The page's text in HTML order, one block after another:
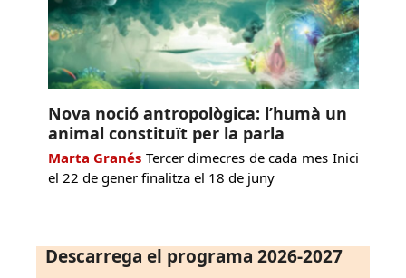
Nova noció antropològica: l’humà un
animal constituït per la parla
Marta Granés Tercer dimecres de cada mes Inici
el 22 de gener finalitza el 18 de juny
Descarrega el programa 2026-2027